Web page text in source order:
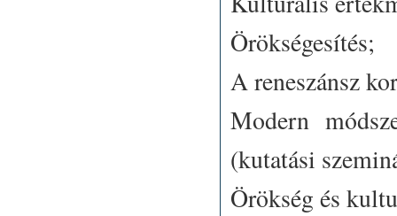
Örökségesítés;
A reneszánsz
Modern
(kutatási
Örökség és